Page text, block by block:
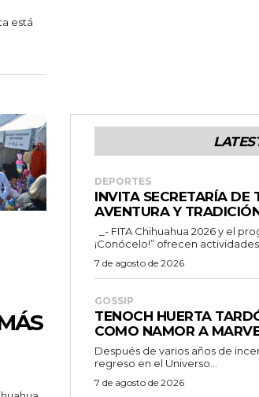
está
DEPORTES
INVITA SECRETARÍA DE
AVENTURA Y
¡Conócelo!” ofrecen
7 de agosto de 2026
GOSSIP
TENOCH HUERTA
COMO NAMOR A
Después de varios años de
regreso en el Universo...
7 de agosto de 2026